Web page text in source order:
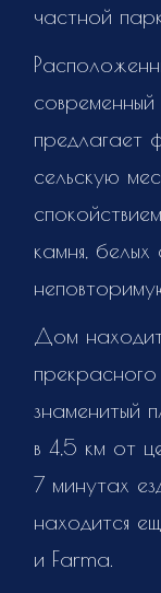
частной
предлагает
сельскую
камня,
Дом
знаменитый
в 4,5 км от
7 минутах
находится
и Farma.